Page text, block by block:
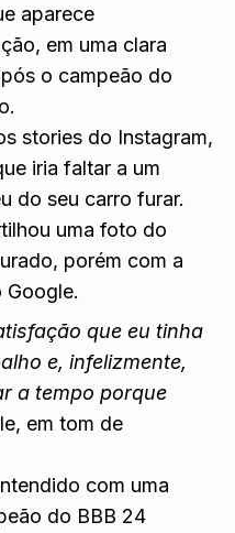
aparece
em uma clara
o campeão do
stories do Instagram,
iria faltar a um
do seu carro furar.
uma foto do
porém com a
Google.
que eu tinha
e, infelizmente,
a tempo porque
em tom de
com uma
do BBB 24